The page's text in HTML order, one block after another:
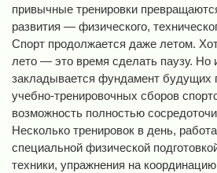
привычные тренировки
развития — физического,
Спорт продолжается даже летом.
лето — это время сделать паузу. Но
закладывается фундамент будущих
учебно-тренировочных сборов
возможность полностью
Несколько тренировок в день,
специальной физической
техники, упражнения на